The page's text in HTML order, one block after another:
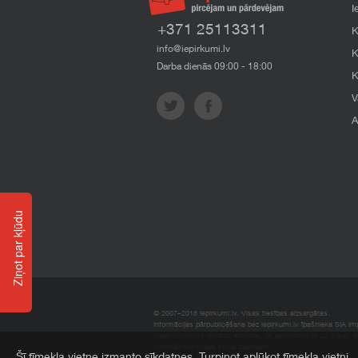
+371 25113311
info@iepirkumi.lv
Darba dienās 09:00 - 18:00
© 2007–2018 Iepirkumi.lv. Visas tiesības aizsargātas.
Informācijas pārpublicēšana bez iepirkumi.lv īpašnieka SIA
Ziņot par kļūdu